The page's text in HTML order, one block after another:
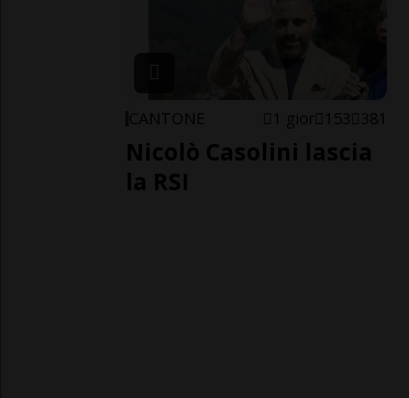
CANTONE 1 gior 153 381
Nicolò Casolini lascia
la RSI